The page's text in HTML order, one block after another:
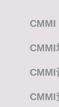
CMMI
CMMI
CMMI
CMMI